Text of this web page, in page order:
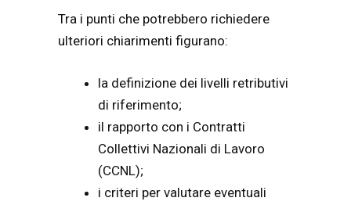
Tra i punti che potrebbero richiedere
ulteriori chiarimenti figurano:
la definizione dei livelli retributivi
di riferimento;
il rapporto con i Contratti
Collettivi Nazionali di Lavoro
(CCNL);
i criteri per valutare eventuali